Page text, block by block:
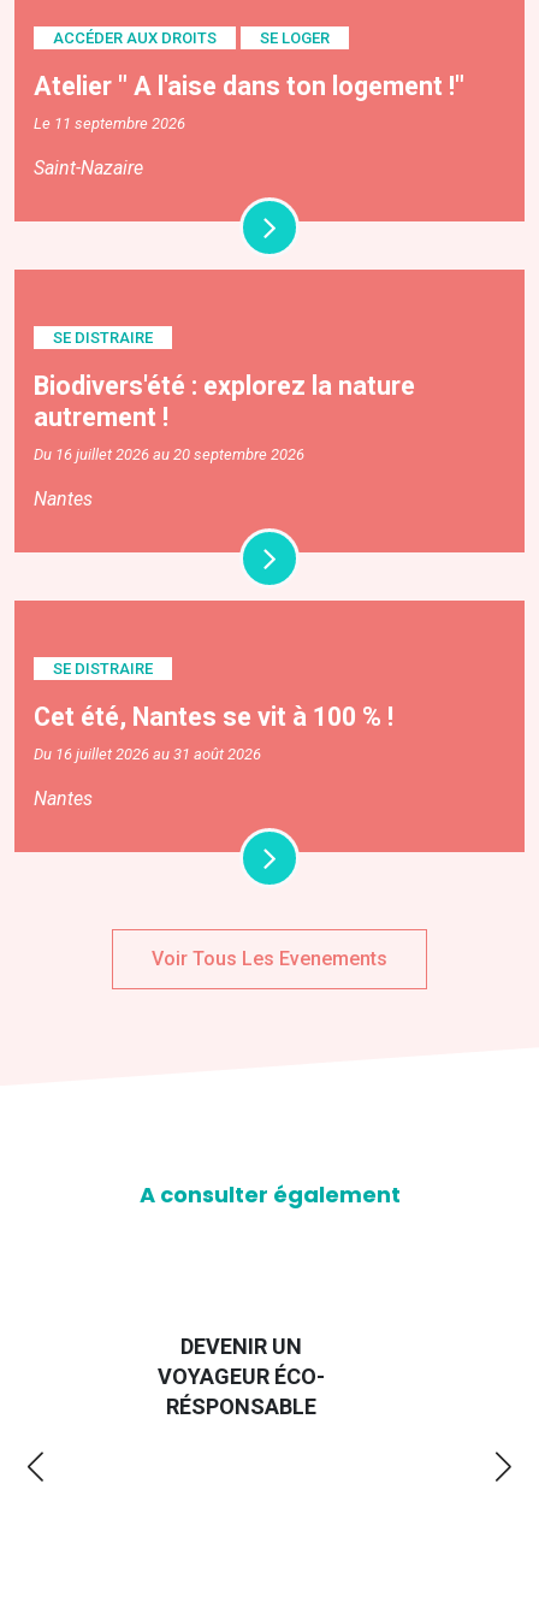
ACCÉDER AUX DROITS SE LOGER
Atelier " A l'aise dans ton logement !"
Le 11 septembre 2026
Saint-Nazaire
SE DISTRAIRE
Biodivers'été : explorez la nature
autrement !
Du 16 juillet 2026 au 20 septembre 2026
Nantes
SE DISTRAIRE
Cet été, Nantes se vit à 100 % !
Du 16 juillet 2026 au 31 août 2026
Nantes
Voir Tous Les Evenements
A consulter également
DEVENIR UN
VOYAGEUR ÉCO-
RÉSPONSABLE